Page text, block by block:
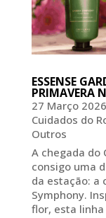
ESSENSE
PRIMAVERA
27 Março 2026
Cuidados do
Outros
A chegada do
consigo uma
da estação: a
Symphony.
flor, esta